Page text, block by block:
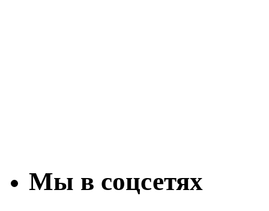
Мы в соцсетях